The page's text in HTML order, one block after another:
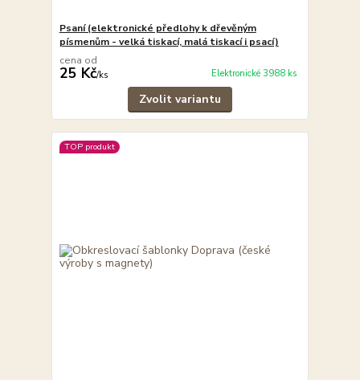
Psaní (elektronické předlohy k dřevěným
písmenům - velká tiskací, malá tiskací i psací)
cena od
25 Kč/ks Elektronické 3988 ks
Zvolit variantu
TOP produkt